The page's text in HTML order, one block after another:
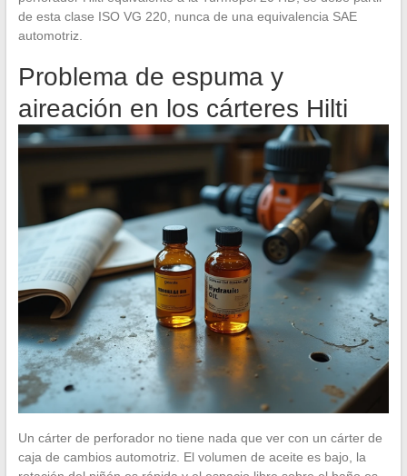
de esta clase ISO VG 220, nunca de una equivalencia SAE
automotriz.
Problema de espuma y
aireación en los cárteres Hilti
Un cárter de perforador no tiene nada que ver con un cárter de
caja de cambios automotriz. El volumen de aceite es bajo, la